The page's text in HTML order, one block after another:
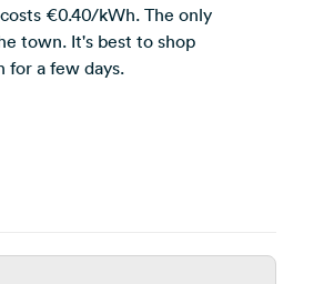
€0.40/kWh. The only
town. It's best to shop
for a few days.